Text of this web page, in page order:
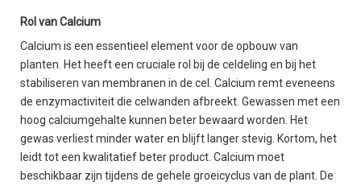
Rol van Calcium
Calcium is een essentieel element voor de opbouw van
planten. Het heeft een cruciale rol bij de celdeling en bij het
stabiliseren van membranen in de cel. Calcium remt eveneens
de enzymactiviteit die celwanden afbreekt. Gewassen met een
hoog calciumgehalte kunnen beter bewaard worden. Het
gewas verliest minder water en blijft langer stevig. Kortom, het
leidt tot een kwalitatief beter product. Calcium moet
beschikbaar zijn tijdens de gehele groeicyclus van de plant. De